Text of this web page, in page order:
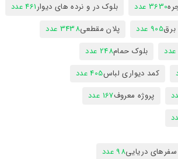
3630 عدد بلوک در و نرده های دیوار461 عدد
905 عدد پلان مقطعی3438 عدد
بلوک حمام248 عدد
کمد دیواری لباس405 عدد
پروژه معروف167 عدد
دریایی98 عدد